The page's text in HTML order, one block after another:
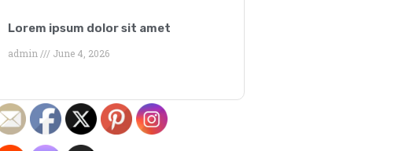
Lorem ipsum dolor sit amet
admin June 4, 2026